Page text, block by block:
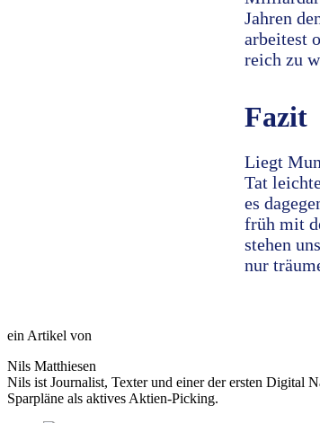
Jahren
arbeitest
reich zu
Fazit
Liegt
Tat
es
früh mit
stehen
nur
ein Artikel von
Nils Matthiesen
Nils ist Journalist, Texter und einer der ersten Digital
Sparpläne als aktives Aktien-Picking.